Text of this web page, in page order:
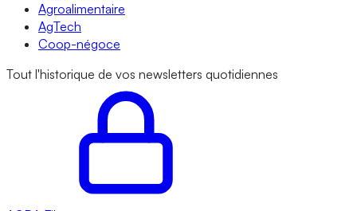
Agroalimentaire
AgTech
Coop-négoce
Tout l'historique de vos newsletters quotidiennes